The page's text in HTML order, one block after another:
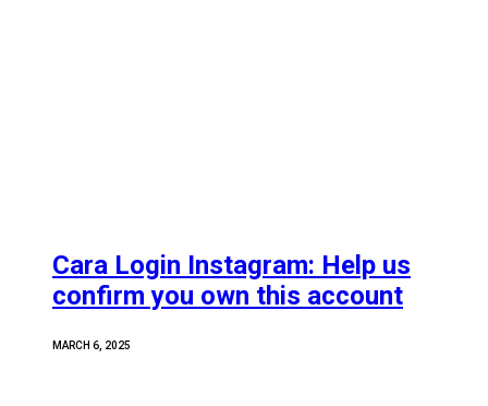
Cara Login Instagram: Help us
confirm you own this account
MARCH 6, 2025